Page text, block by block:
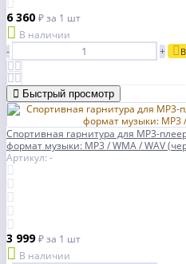
6 360 ₽за 1 шт
В наличии
-
+
Быстрый просмотр
Спортивная гарнитура для MP3-
формат музыки: MP3 / WMA / WAV
Артикул: -
3 999₽за 1 шт
В наличии